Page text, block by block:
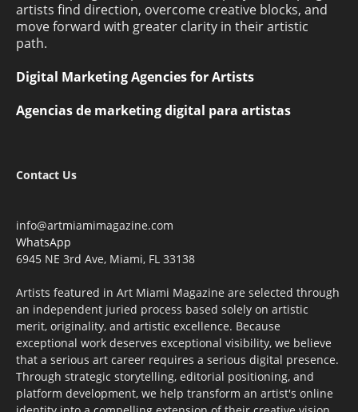
artists find direction, overcome creative blocks, and
move forward with greater clarity in their artistic
path.
Digital Marketing Agencies for Artists
Agencias de marketing digital para artistas
Contact Us
info@artmiamimagazine.com
WhatsApp
6945 NE 3rd Ave, Miami, FL 33138
Artists featured in Art Miami Magazine are selected through
an independent juried process based solely on artistic
merit, originality, and artistic excellence. Because
exceptional work deserves exceptional visibility, we believe
that a serious art career requires a serious digital presence.
Through strategic storytelling, editorial positioning, and
platform development, we help transform an artist's online